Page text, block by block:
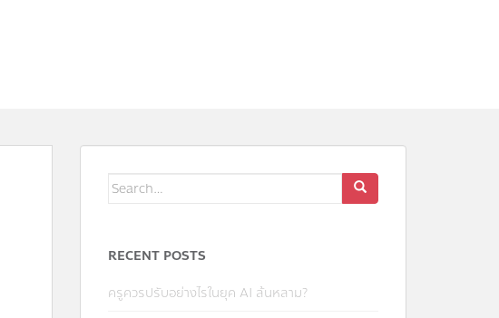
Search
for:
RECENT POSTS
ครูควรปรับอย่างไรในยุค AI ล้นหลาม?